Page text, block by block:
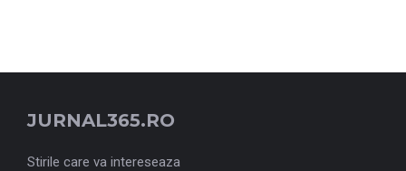
JURNAL365.RO
Stirile care va intereseaza